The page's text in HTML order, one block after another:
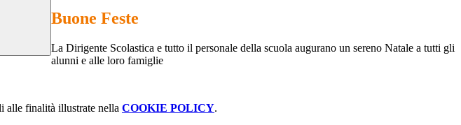
Buone Feste
La Dirigente Scolastica e tutto il personale della scuola augurano un sereno Natale a tutti gli
alunni e alle loro famiglie
alle finalità illustrate nella COOKIE POLICY.